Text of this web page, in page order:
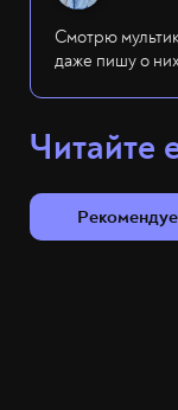
Смотрю
даже пишу о
Читайте